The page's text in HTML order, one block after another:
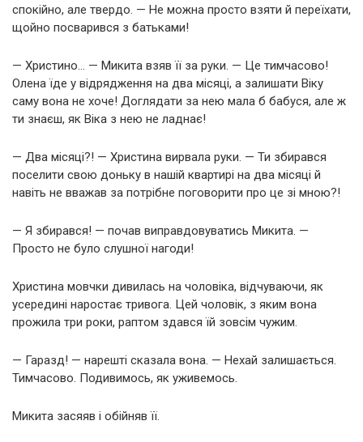
спокійно, але твердо. — Не можна просто взяти й переїхати,
щойно посварився з батьками!
— Христино… — Микита взяв її за руки. — Це тимчасово!
Олена їде у відрядження на два місяці, а залишати Віку
саму вона не хоче! Доглядати за нею мала б бабуся, але ж
ти знаєш, як Віка з нею не ладнає!
— Два місяці?! — Христина вирвала руки. — Ти збирався
поселити свою доньку в нашій квартирі на два місяці й
навіть не вважав за потрібне поговорити про це зі мною?!
— Я збирався! — почав виправдовуватись Микита. —
Просто не було слушної нагоди!
Христина мовчки дивилась на чоловіка, відчуваючи, як
усередині наростає тривога. Цей чоловік, з яким вона
прожила три роки, раптом здався їй зовсім чужим.
— Гаразд! — нарешті сказала вона. — Нехай залишається.
Тимчасово. Подивимось, як уживемось.
Микита засяяв і обійняв її.